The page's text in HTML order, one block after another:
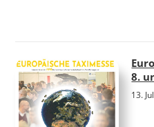
8.
13.